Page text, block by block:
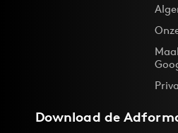
Download de